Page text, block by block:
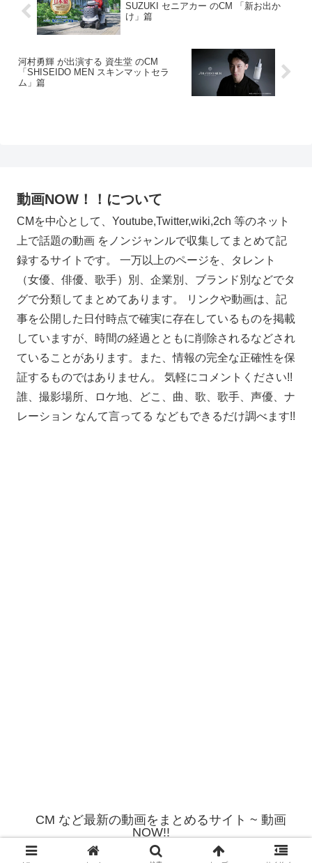
SUZUKI セニアカー のCM 「新お出か
け」篇
河村勇輝 が出演する 資生堂 のCM
「SHISEIDO MEN スキンマットセラ
ム」篇
動画NOW！！について
CMを中心として、Youtube,Twitter,wiki,2ch 等のネット
上で話題の動画 をノンジャンルで収集してまとめて記
録するサイトです。 一万以上のページを、タレント
（女優、俳優、歌手）別、企業別、ブランド別などでタ
グで分類してまとめてあります。 リンクや動画は、記
事を公開した日付時点で確実に存在しているものを掲載
していますが、時間の経過とともに削除されるなどされ
ていることがあります。また、情報の完全な正確性を保
証するものではありません。 気軽にコメントください!!
誰、撮影場所、ロケ地、どこ、曲、歌、歌手、声優、ナ
レーション なんて言ってる などもできるだけ調べます!!
CM など最新の動画をまとめるサイト ~ 動画
NOW!!
© 2012 CM など最新の動画をまとめるサイト ~ 動画NOW!!.